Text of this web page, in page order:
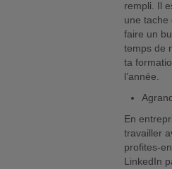
rempli. Il
une tache
faire un
temps de
ta
l’année.
En
travailler
profites-
LinkedIn